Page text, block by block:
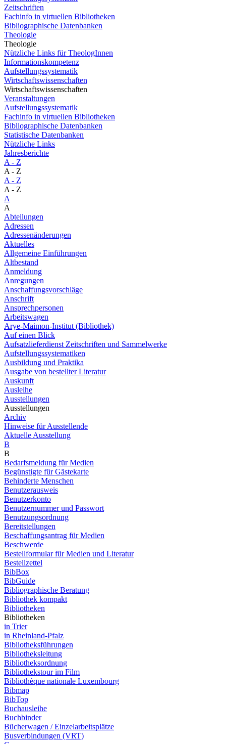
Zeitschriften
Fachinfo in virtuellen Bibliotheken
Bibliographische Datenbanken
Theologie
Theologie
Nützliche Links für TheologInnen
Informationskompetenz
Aufstellungssystematik
Wirtschaftswissenschaften
Wirtschaftswissenschaften
Veranstaltungen
Aufstellungssystematik
Fachinfo in virtuellen Bibliotheken
Bibliographische Datenbanken
Statistische Datenbanken
Nützliche Links
Jahresberichte
A - Z
A - Z
A - Z
A - Z
A
A
Abteilungen
Adressen
Adressenänderungen
Aktuelles
Allgemeine Einführungen
Altbestand
Anmeldung
Anregungen
Anschaffungsvorschläge
Anschrift
Ansprechpersonen
Arbeitswagen
Arye-Maimon-Institut (Bibliothek)
Auf einen Blick
Aufsatzlieferdienst Zeitschriften und Sammelwerke
Aufstellungssystematiken
Ausbildung und Praktika
Ausgabe von bestellter Literatur
Auskunft
Ausleihe
Ausstellungen
Ausstellungen
Archiv
Hinweise für Ausstellende
Aktuelle Ausstellung
B
B
Bedarfsmeldung für Medien
Begünstigte für Gästekarte
Behinderte Menschen
Benutzerausweis
Benutzerkonto
Benutzernummer und Passwort
Benutzungsordnung
Bereitstellungen
Beschaffungsantrag für Medien
Beschwerde
Bestellformular für Medien und Literatur
Bestellzettel
BibBox
BibGuide
Bibliographische Beratung
Bibliothek kompakt
Bibliotheken
Bibliotheken
in Trier
in Rheinland-Pfalz
Bibliotheksführungen
Bibliotheksleitung
Bibliotheksordnung
Bibliothekstour im Film
Bibliothèque nationale Luxembourg
Bibmap
BibTop
Buchausleihe
Buchbinder
Bücherwagen / Einzelarbeitsplätze
Busverbindungen (VRT)